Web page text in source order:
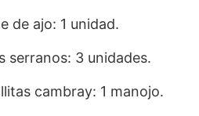
de ajo: 1 unidad.
serranos: 3 unidades.
cambray: 1 manojo.